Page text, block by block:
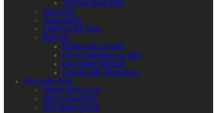
Trường quay Mini
Váy cưới
Trang điểm
Thiết Kế Đồ Họa
Đào tạo
Nhiếp ảnh cơ bản
Dạy Photoshop cơ bản
Dạy nghề Thiết kế
Chuyên đề- Workshop
Thư Viện Ảnh
Album Ảnh Cưới
Album Gia Đình
Ảnh Nghệ Thuật